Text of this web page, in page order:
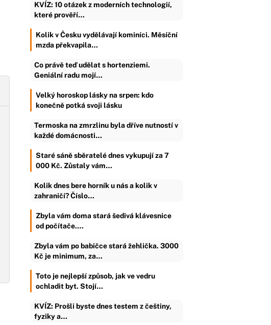
KVÍZ: 10 otázek z moderních technologií,
které prověří…
Kolik v Česku vydělávají kominíci. Měsíční
mzda překvapila…
Co právě teď udělat s hortenziemi.
Geniální radu mojí…
Velký horoskop lásky na srpen: kdo
konečně potká svoji lásku
Termoska na zmrzlinu byla dříve nutností v
každé domácnosti…
Staré sáně sběratelé dnes vykupují za 7
000 Kč. Zůstaly vám…
Kolik dnes bere horník u nás a kolik v
zahraničí? Číslo…
Zbyla vám doma stará šedivá klávesnice
od počítače.…
Zbyla vám po babičce stará žehlička. 3000
Kč je minimum, za…
Toto je nejlepší způsob, jak ve vedru
ochladit byt. Stojí…
KVÍZ: Prošli byste dnes testem z češtiny,
fyziky a…